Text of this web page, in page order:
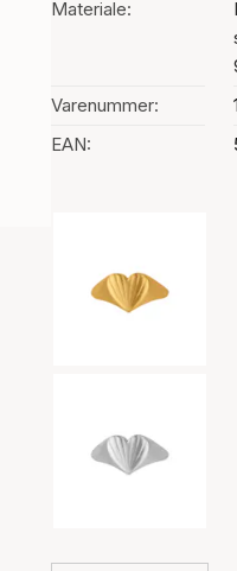
Materiale:
Varenummer:
EAN: